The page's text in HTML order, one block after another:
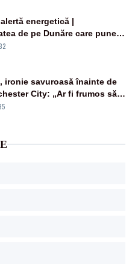
energetică |
de pe Dunăre care pune
Cernavodă era
ironie savuroasă înainte de
City: „Ar fi frumos să
și de la noi”